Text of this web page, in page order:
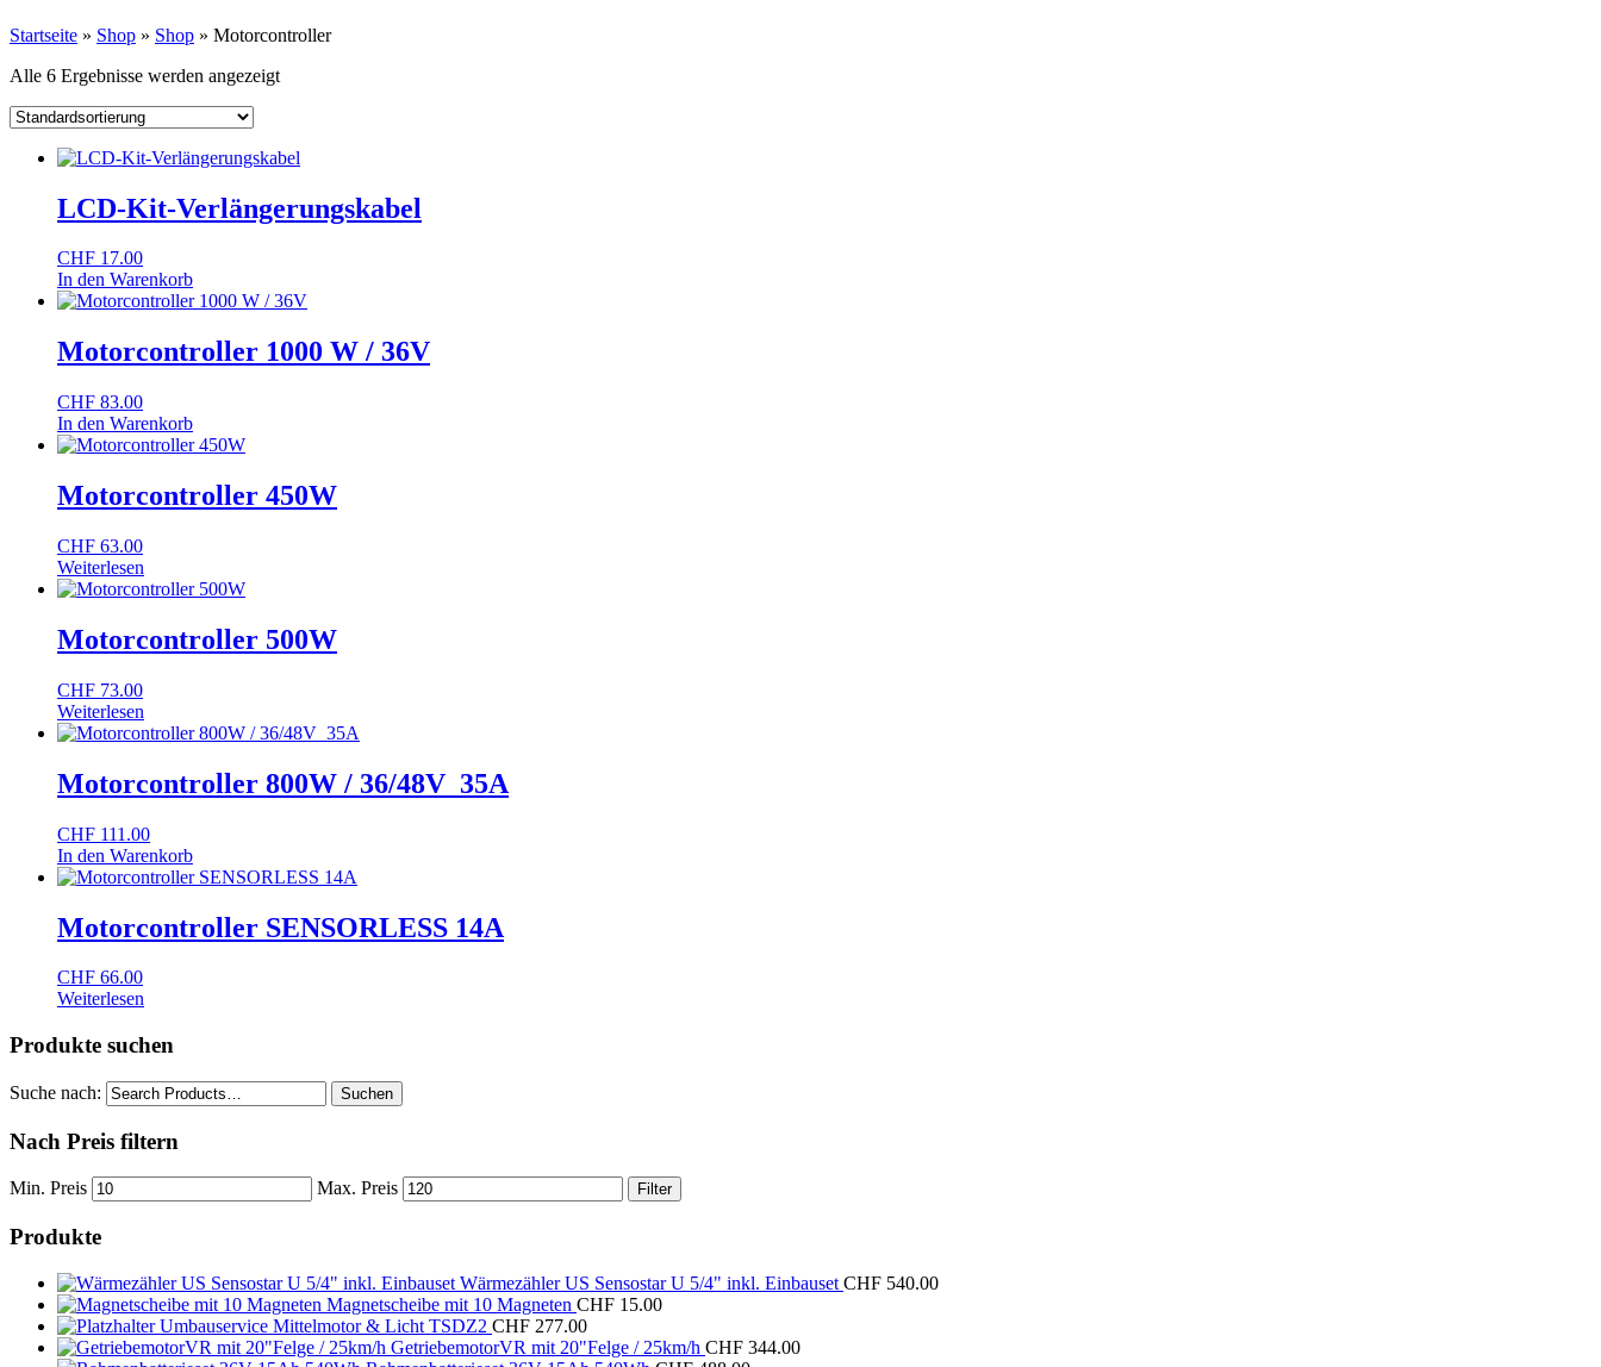
Startseite » Shop » Shop » Motorcontroller
Alle 6 Ergebnisse werden angezeigt
LCD-Kit-Verlängerungskabel
CHF 17.00
In den Warenkorb
Motorcontroller 1000 W / 36V
CHF 83.00
In den Warenkorb
Motorcontroller 450W
CHF 63.00
Weiterlesen
Motorcontroller 500W
CHF 73.00
Weiterlesen
Motorcontroller 800W / 36/48V_35A
CHF 111.00
In den Warenkorb
Motorcontroller SENSORLESS 14A
CHF 66.00
Weiterlesen
Produkte suchen
Suche nach: Suchen
Nach Preis filtern
Min. Preis Max. Preis Filter
Produkte
Wärmezähler US Sensostar U 5/4" inkl. Einbauset CHF 540.00
Magnetscheibe mit 10 Magneten CHF 15.00
Umbauservice Mittelmotor & Licht TSDZ2 CHF 277.00
GetriebemotorVR mit 20"Felge / 25km/h CHF 344.00